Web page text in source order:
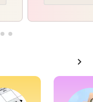
chevron_right